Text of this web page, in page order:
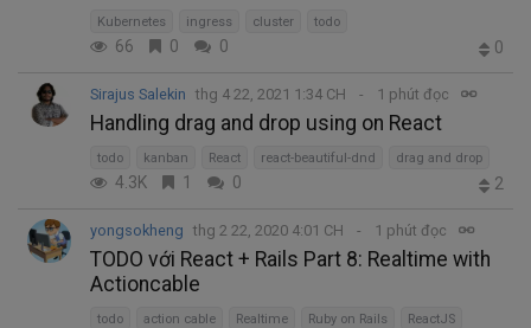
Kubernetes ingress cluster todo
66 0 0 0
Sirajus Salekin thg 4 22, 2021 1:34 CH 1 phút đọc
Handling drag and drop using on React
todo kanban React react-beautiful-dnd drag and drop
4.3K 1 0 2
yongsokheng thg 2 22, 2020 4:01 CH 1 phút đọc
TODO với React + Rails Part 8: Realtime with
Actioncable
todo action cable Realtime Ruby on Rails ReactJS